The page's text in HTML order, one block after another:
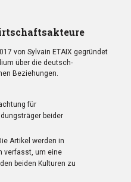
von Sylvain ETAIX gegründet
über die deutsch-
Beziehungen.
für
beider
Artikel werden in
verfasst, um eine
beiden Kulturen zu